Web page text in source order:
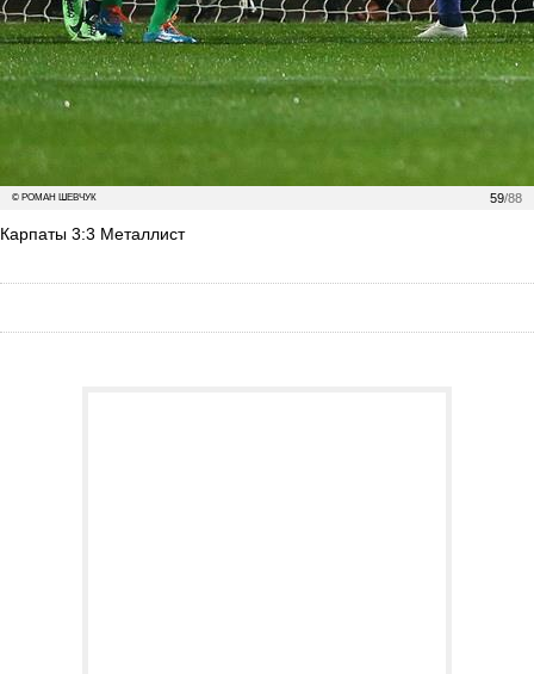
59/88
© РОМАН ШЕВЧУК
Карпаты 3:3 Металлист